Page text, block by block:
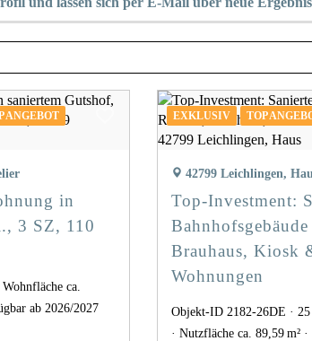
ANGEBOT
in
3 SZ, 110
Wohnfläche ca.
ab 2026/2027
EXKLUSIV TOP
42799 Leichlingen,
Top-Investment:
Brauhaus, Kiosk
Wohnungen
Objekt-ID 2182-26DE
Nutzfläche ca. 89,59 m²